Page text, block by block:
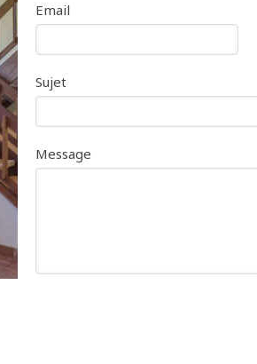
Email
Sujet
Message